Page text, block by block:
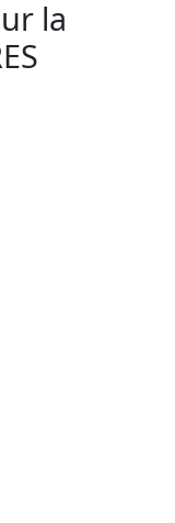
la